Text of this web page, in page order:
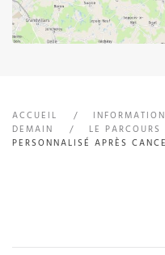
ACCUEIL
DEMAIN
LE PARCOURS
PERSONNALISÉ APRÈS